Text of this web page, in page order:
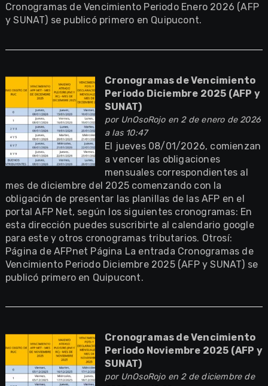
Cronogramas de Vencimiento Periodo Enero 2026 (AFP
y SUNAT) se publicó primero en Quipucont.
Cronogramas de Vencimiento
Periodo Diciembre 2025 (AFP y
SUNAT)
por UnOsoRojoen 2 de enero de 2026
a las 10:47
El jueves 08/01/2026, comienzan
a vencer las obligaciones
mensuales correspondientes al
mes de diciembre del 2025 comenzando con la
obligación de presentar las planillas de las AFP en el
portal AFP Net, según los siguientes cronogramas: En
esta dirección puedes suscribirte al calendario google
para este y otros cronogramas tributarios. Otrosí:
Página de AFPnet Página La entrada Cronogramas de
Vencimiento Periodo Diciembre 2025 (AFP y SUNAT) se
publicó primero en Quipucont.
Cronogramas de Vencimiento
Periodo Noviembre 2025 (AFP y
SUNAT)
por UnOsoRojoen 2 de diciembre de